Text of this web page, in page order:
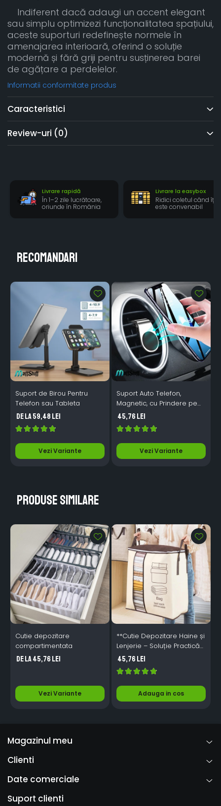
Indiferent dacă adaugi un accent elegant
sau simplu optimizezi funcționalitatea spațiului,
aceste suporturi redefinește normele în
amenajarea interioară, oferind o soluție
modernă și fără griji pentru susținerea barei
de agățare a perdelelor.
Informatii conformitate produs
Caracteristici
Review-uri (0)
Livrare rapidă
În 1–2 zile lucrătoare,
oriunde în România
Livrare la easybox
Ridici coletul când îți
este convenabil
Recomandari
Suport de Birou Pentru
Telefon sau Tableta
de la 59,48 Lei
Vezi Variante
Suport Auto Telefon,
Magnetic, cu Prindere pe
Grila de Ventilatie
45,76 Lei
Vezi Variante
Produse similare
Cutie depozitare
compartimentata
de la 45,76 Lei
Vezi Variante
**Cutie Depozitare Haine și
Lenjerie – Soluție Practică
pentru Organizarea
Camerei și Dulapurilor**
45,76 Lei
Adauga in cos
Magazinul meu
Clienti
Date comerciale
Suport clienti